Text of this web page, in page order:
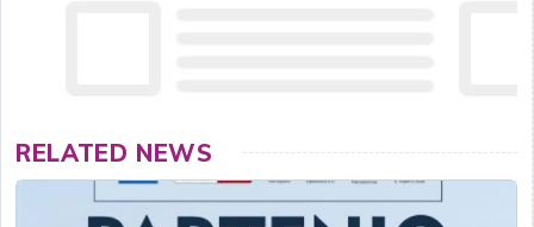
RELATED NEWS